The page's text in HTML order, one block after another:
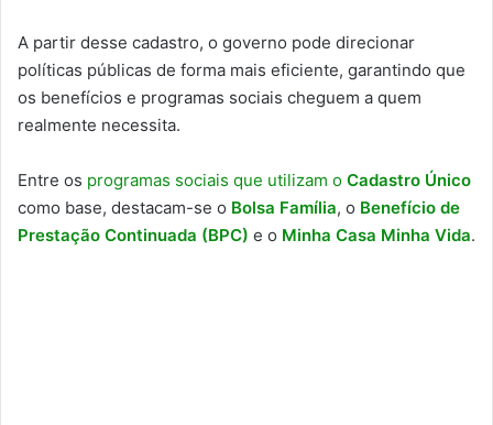
A partir desse cadastro, o governo pode direcionar
políticas públicas de forma mais eficiente, garantindo que
os benefícios e programas sociais cheguem a quem
realmente necessita.
Entre os programas sociais que utilizam o Cadastro Único
como base, destacam-se o Bolsa Família, o Benefício de
Prestação Continuada (BPC) e o Minha Casa Minha Vida.